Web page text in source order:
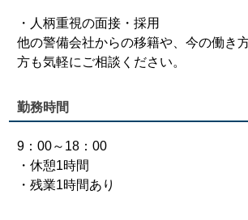
・人柄重視の面接・採用
他の警備会社からの移籍や、今の働き
方も気軽にご相談ください。
勤務時間
9：00～18：00
・休憩1時間
・残業1時間あり